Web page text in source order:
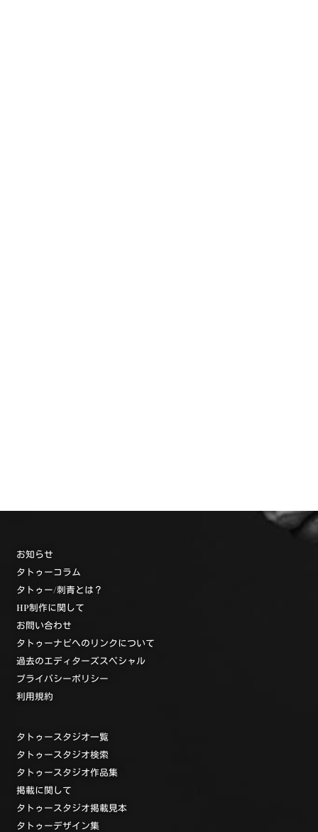
お知らせ
タトゥーコラム
タトゥー/刺青とは？
HP制作に関して
お問い合わせ
タトゥーナビへのリンクについて
過去のエディターズスペシャル
プライバシーポリシー
利用規約
タトゥースタジオ一覧
タトゥースタジオ検索
タトゥースタジオ作品集
掲載に関して
タトゥースタジオ掲載見本
タトゥーデザイン集